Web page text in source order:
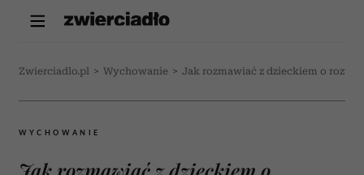
Zwierciadlo.pl > Wychowanie > Jak rozmawiać z dzieckiem o
WYCHOWANIE